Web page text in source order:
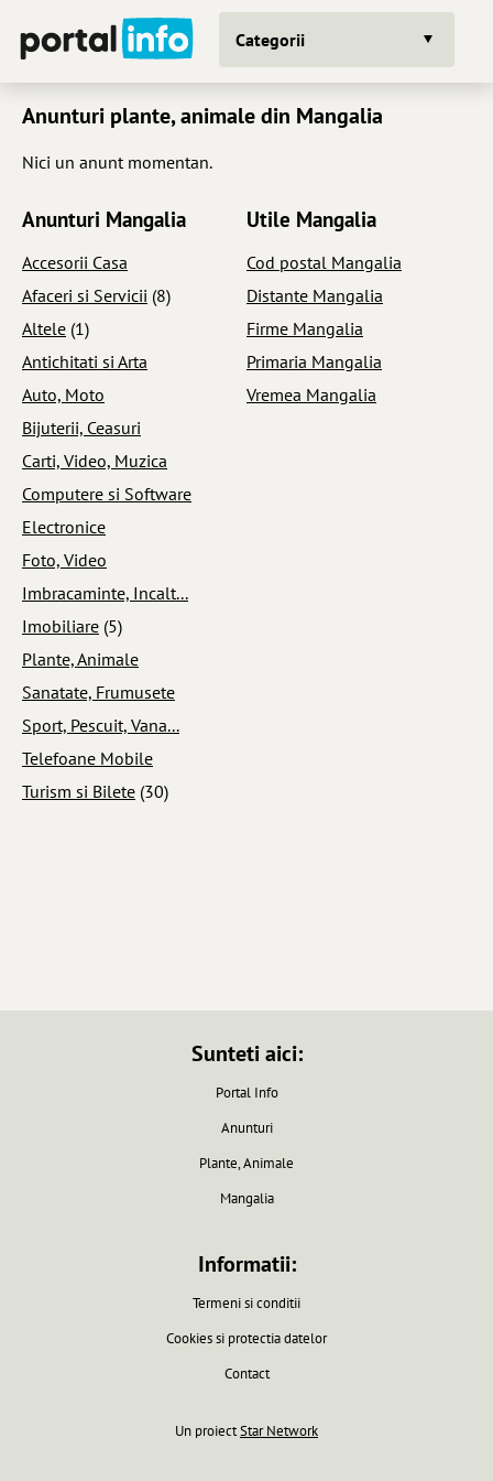
Categorii
Anunturi plante, animale din Mangalia
Nici un anunt momentan.
Anunturi Mangalia
Accesorii Casa
Afaceri si Servicii (8)
Altele (1)
Antichitati si Arta
Auto, Moto
Bijuterii, Ceasuri
Carti, Video, Muzica
Computere si Software
Electronice
Foto, Video
Imbracaminte, Incalt...
Imobiliare (5)
Plante, Animale
Sanatate, Frumusete
Sport, Pescuit, Vana...
Telefoane Mobile
Turism si Bilete (30)
Utile Mangalia
Cod postal Mangalia
Distante Mangalia
Firme Mangalia
Primaria Mangalia
Vremea Mangalia
Sunteti aici:
Portal Info
Anunturi
Plante, Animale
Mangalia
Informatii:
Termeni si conditii
Cookies si protectia datelor
Contact
Un proiectStar Network